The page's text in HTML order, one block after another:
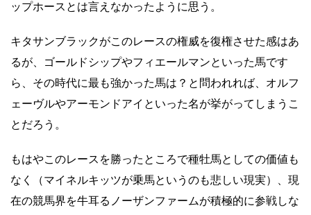
ップホースとは言えなかったように思う。
キタサンブラックがこのレースの権威を復権させた感はあ
るが、ゴールドシップやフィエールマンといった馬です
ら、その時代に最も強かった馬は？と問われれば、オルフ
ェーヴルやアーモンドアイといった名が挙がってしまうこ
とだろう。
もはやこのレースを勝ったところで種牡馬としての価値も
なく（マイネルキッツが乗馬というのも悲しい現実）、現
在の競馬界を牛耳るノーザンファームが積極的に参戦しな